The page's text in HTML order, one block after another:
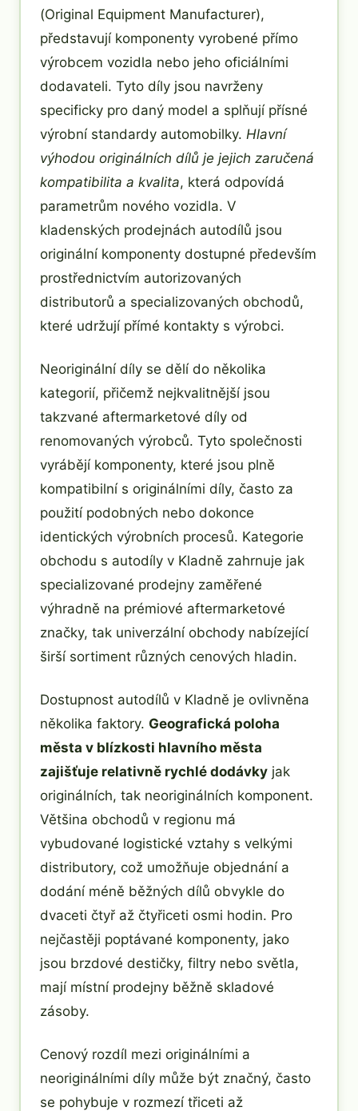
(Original Equipment Manufacturer),
představují komponenty vyrobené přímo
výrobcem vozidla nebo jeho oficiálními
dodavateli. Tyto díly jsou navrženy
specificky pro daný model a splňují přísné
výrobní standardy automobilky. Hlavní
výhodou originálních dílů je jejich zaručená
kompatibilita a kvalita, která odpovídá
parametrům nového vozidla. V
kladenských prodejnách autodílů jsou
originální komponenty dostupné především
prostřednictvím autorizovaných
distributorů a specializovaných obchodů,
které udržují přímé kontakty s výrobci.
Neoriginální díly se dělí do několika
kategorií, přičemž nejkvalitnější jsou
takzvané aftermarketové díly od
renomovaných výrobců. Tyto společnosti
vyrábějí komponenty, které jsou plně
kompatibilní s originálními díly, často za
použití podobných nebo dokonce
identických výrobních procesů. Kategorie
obchodu s autodíly v Kladně zahrnuje jak
specializované prodejny zaměřené
výhradně na prémiové aftermarketové
značky, tak univerzální obchody nabízející
širší sortiment různých cenových hladin.
Dostupnost autodílů v Kladně je ovlivněna
několika faktory. Geografická poloha
města v blízkosti hlavního města
zajišťuje relativně rychlé dodávky jak
originálních, tak neoriginálních komponent.
Většina obchodů v regionu má
vybudované logistické vztahy s velkými
distributory, což umožňuje objednání a
dodání méně běžných dílů obvykle do
dvaceti čtyř až čtyřiceti osmi hodin. Pro
nejčastěji poptávané komponenty, jako
jsou brzdové destičky, filtry nebo světla,
mají místní prodejny běžně skladové
zásoby.
Cenový rozdíl mezi originálními a
neoriginálními díly může být značný, často
se pohybuje v rozmezí třiceti až